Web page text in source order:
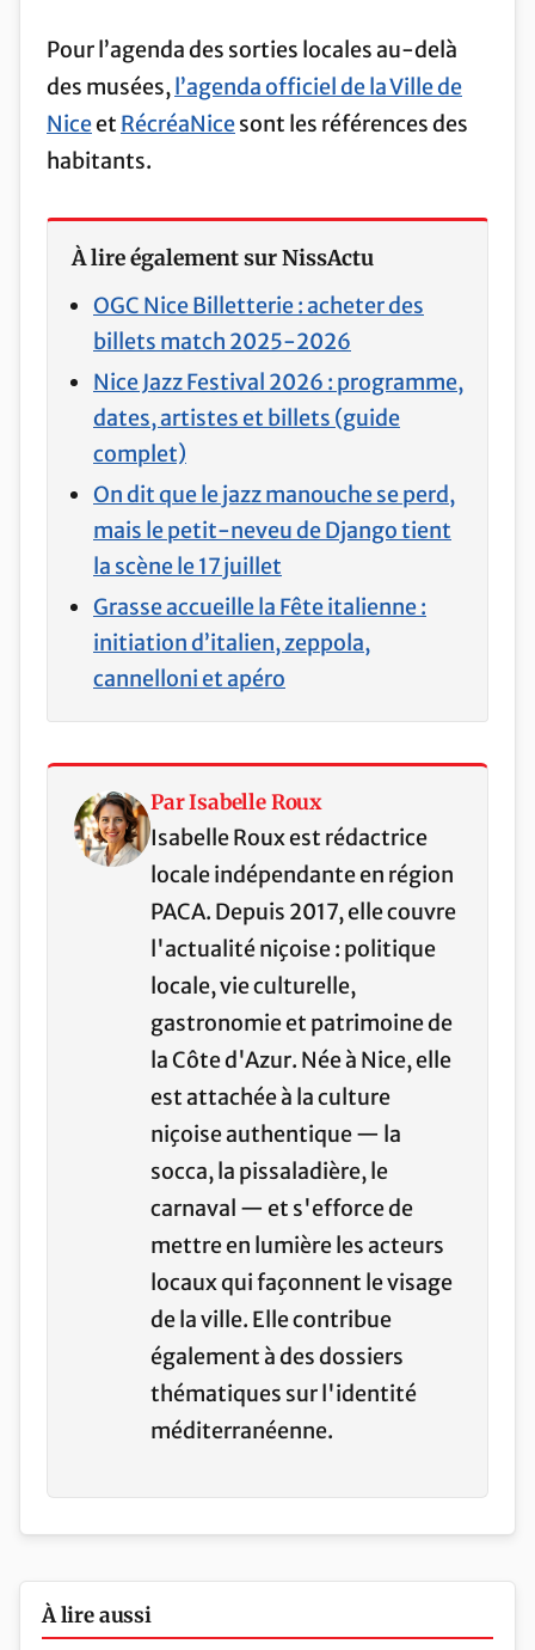
Pour l’agenda des sorties locales au-delà
des musées, l’agenda officiel de la Ville de
Niceet RécréaNicesont les références des
habitants.
À lire également sur NissActu
OGC Nice Billetterie : acheter des
billets match 2025-2026
Nice Jazz Festival 2026 : programme,
dates, artistes et billets (guide
complet)
On dit que le jazz manouche se perd,
mais le petit-neveu de Django tient
la scène le 17 juillet
Grasse accueille la Fête italienne :
initiation d’italien, zeppola,
cannelloni et apéro
Par Isabelle Roux
Isabelle Roux est rédactrice
locale indépendante en région
PACA. Depuis 2017, elle couvre
l'actualité niçoise : politique
locale, vie culturelle,
gastronomie et patrimoine de
la Côte d'Azur. Née à Nice, elle
est attachée à la culture
niçoise authentique — la
socca, la pissaladière, le
carnaval — et s'efforce de
mettre en lumière les acteurs
locaux qui façonnent le visage
de la ville. Elle contribue
également à des dossiers
thématiques sur l'identité
méditerranéenne.
À lire aussi